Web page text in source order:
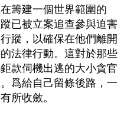
籌建一個世界範圍的
已被立案追查參與迫害
蹤，以確保在他們離開
法律行動。這對於那些
款伺機出逃的大小貪官
爲給自己留條後路，一
所收斂。